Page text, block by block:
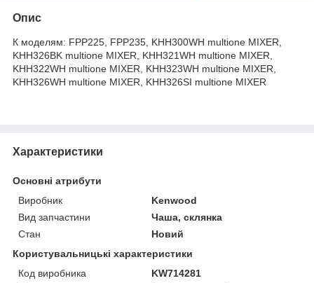
Опис
К моделям: FPP225, FPP235, KHH300WH multione MIXER,
KHH326BK multione MIXER, KHH321WH multione MIXER,
KHH322WH multione MIXER, KHH323WH multione MIXER,
KHH326WH multione MIXER, KHH326SI multione MIXER
Характеристики
Основні атрибути
Виробник
Kenwood
Вид запчастини
Чаша, склянка
Стан
Новий
Користувальницькі характеристики
Код виробника
KW714281